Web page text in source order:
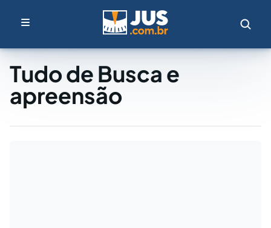
Tudo de Busca e
apreensão